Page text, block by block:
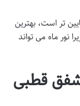
تر است، بهترین
نور ماه می تواند
شفق قطبی